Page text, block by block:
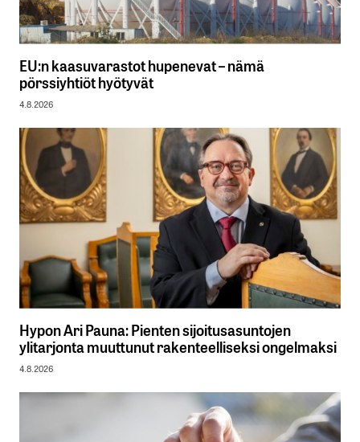
EU:n kaasuvarastot hupenevat – nämä
pörssiyhtiöt hyötyvät
4.8.2026
Hypon Ari Pauna: Pienten sijoitusasuntojen
ylitarjonta muuttunut rakenteelliseksi ongelmaksi
4.8.2026